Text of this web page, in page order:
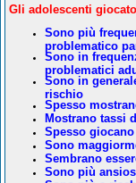
Gli adolescenti
Sono più
problematico
Sono in
problematici
Sono in
rischio
Spesso
Mostrano tassi
Spesso
Sono
Sembrano
Sono più